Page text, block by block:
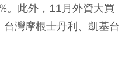
。此外，11月外資大買
灣摩根士丹利、凱基台